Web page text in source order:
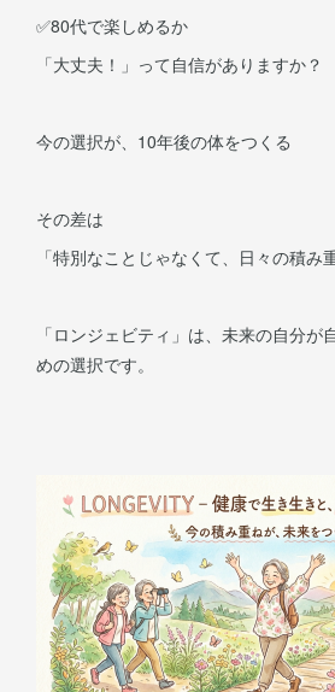
✅80代で楽しめるか
「大丈夫！」って自信がありますか？
今の選択が、10年後の体をつくる
その差は
「特別なことじゃなくて、日々の積み
「ロンジェビティ」は、未来の自分が
めの選択です。